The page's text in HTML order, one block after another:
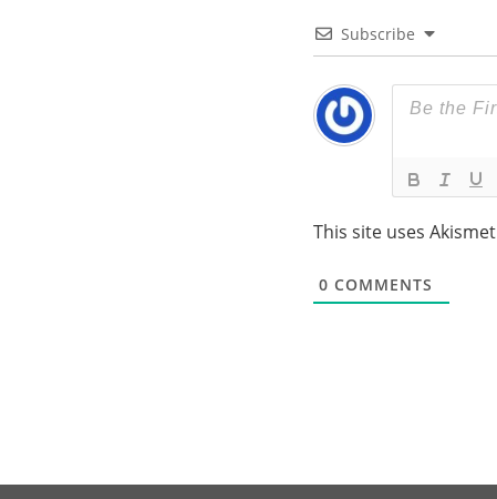
Subscribe
This site uses
0 COMMENTS